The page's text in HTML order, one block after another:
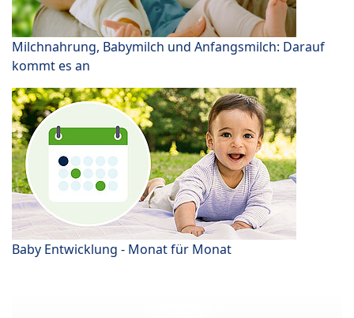
Milchnahrung, Babymilch und Anfangsmilch: Darauf
kommt es an
Baby Entwicklung - Monat für Monat